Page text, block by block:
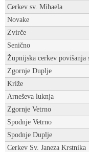
Cerkev sv. Mihaela
Novake
Zvirče
Senično
Župnijska cerkev povišanja
Zgornje Duplje
Križe
Arneševa luknja
Zgornje Vetrno
Spodnje Vetrno
Spodnje Duplje
Cerkev Sv. Janeza Krstnika